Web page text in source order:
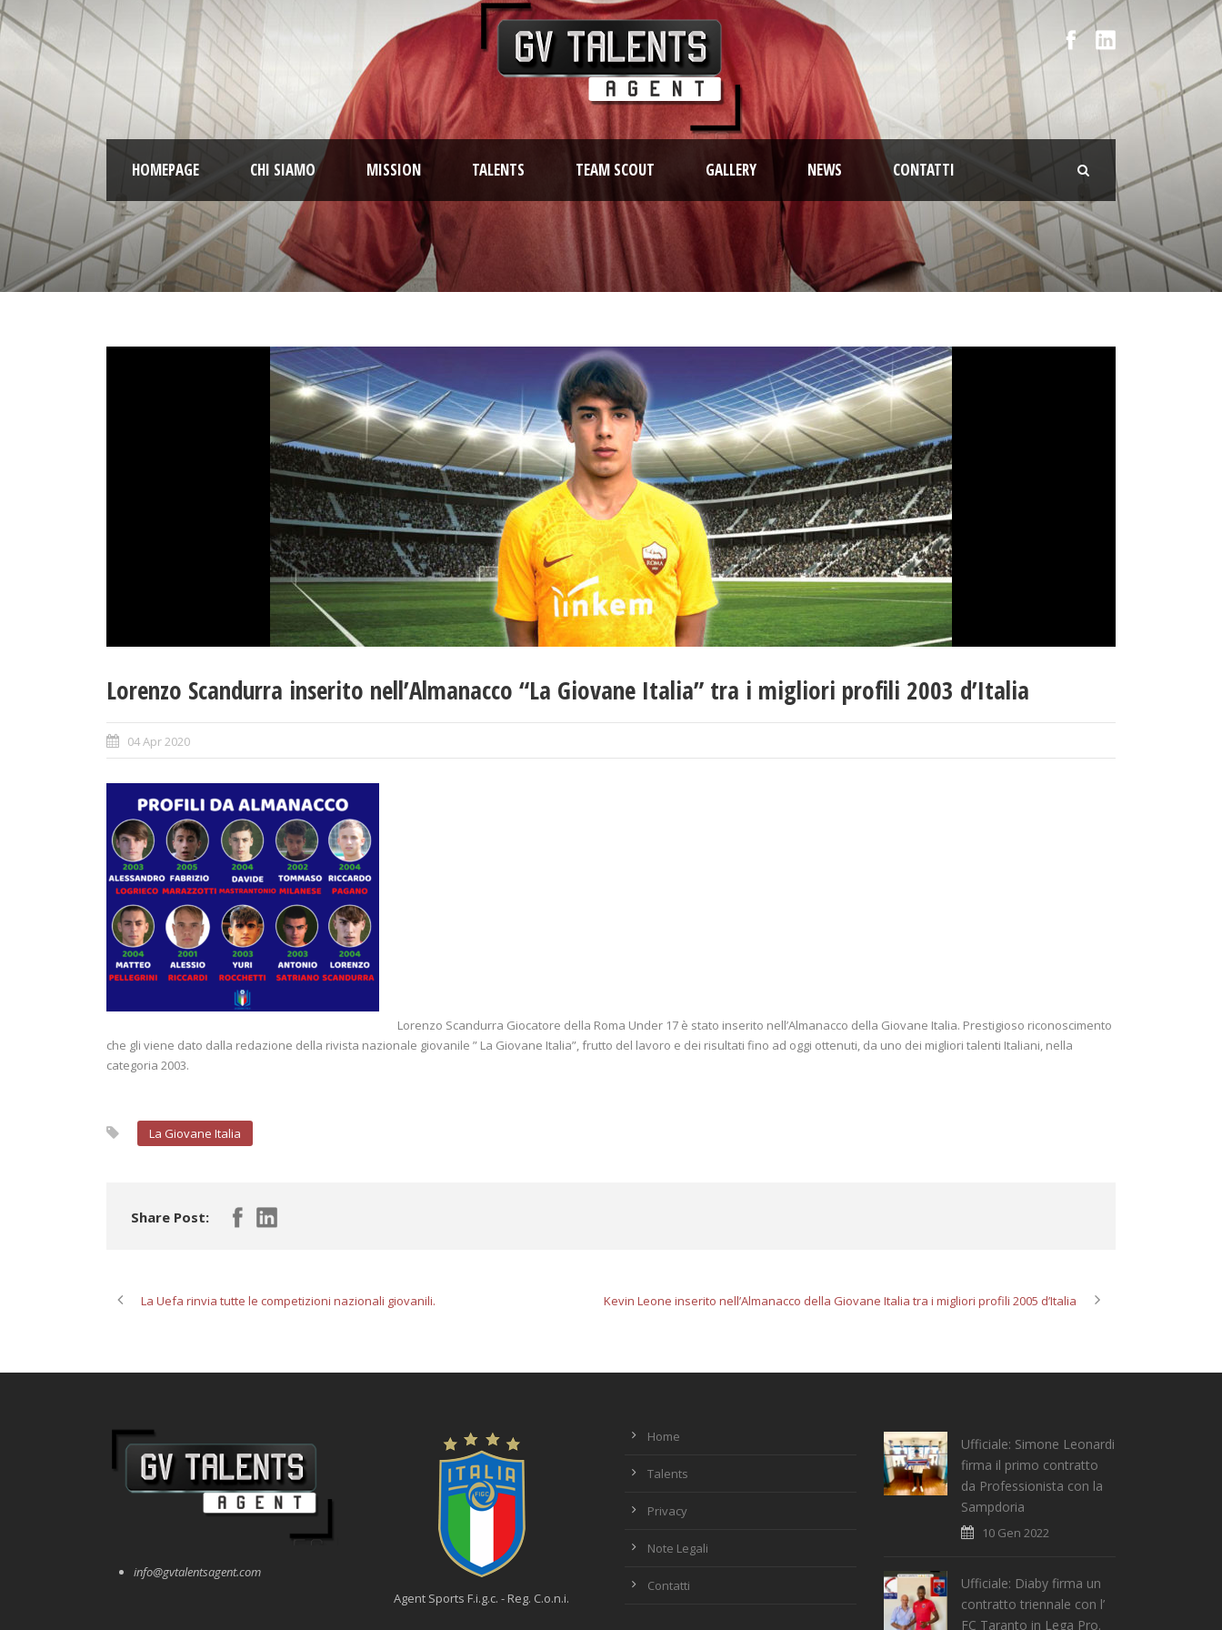
HOMEPAGE CHI SIAMO MISSION TALENTS TEAM SCOUT GALLERY NEWS CONTATTI
Lorenzo Scandurra inserito nell’Almanacco “La Giovane Italia” tra i migliori profili 2003 d’Italia
04 Apr 2020
Lorenzo Scandurra Giocatore della Roma Under 17 è stato inserito nell’Almanacco della Giovane Italia. Prestigioso riconoscimento
che gli viene dato dalla redazione della rivista nazionale giovanile ” La Giovane Italia”, frutto del lavoro e dei risultati fino ad oggi ottenuti, da uno dei migliori talenti Italiani, nella
categoria 2003.
La Giovane Italia
Share Post:
La Uefa rinvia tutte le competizioni nazionali giovanili. Kevin Leone inserito nell’Almanacco della Giovane Italia tra i migliori profili 2005 d’Italia
info@gvtalentsagent.com
Agent Sports F.i.g.c. - Reg. C.o.n.i.
Home
Talents
Privacy
Note Legali
Contatti
Ufficiale: Simone Leonardi
firma il primo contratto
da Professionista con la
Sampdoria
10 Gen 2022
Ufficiale: Diaby firma un
contratto triennale con l’
FC Taranto in Lega Pro.